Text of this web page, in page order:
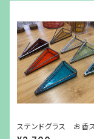
ステンドグラス お香